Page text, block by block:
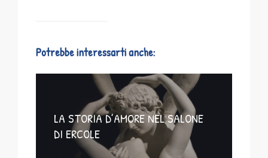
Potrebbe interessarti anche:
LA STORIA D’AMORE NEL SALONE
DI ERCOLE